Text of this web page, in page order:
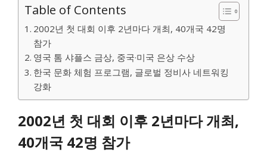
Table of Contents
2002년 첫 대회 이후 2년마다 개최, 40개국 42명
참가
영국 톰 샤플스 금상, 중국·미국 은상 수상
한국 문화 체험 프로그램, 글로벌 정비사 네트워킹
강화
2002년 첫 대회 이후 2년마다 개최,
40개국 42명 참가